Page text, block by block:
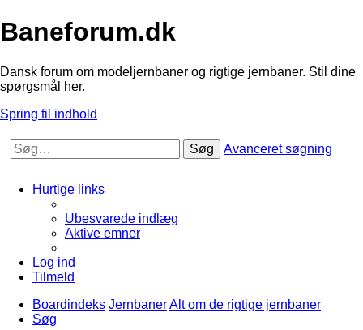
Baneforum.dk
Dansk forum om modeljernbaner og rigtige jernbaner. Stil dine
spørgsmål her.
Spring til indhold
Søg Avanceret søgning
Hurtige links
Ubesvarede indlæg
Aktive emner
Log ind
Tilmeld
Boardindeks JernbanerAlt om de rigtige jernbaner
Søg